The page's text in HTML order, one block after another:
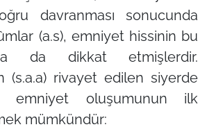
davranması sonucunda
(a.s), emniyet hissinin bu
da dikkat etmişlerdir.
(s.a.a) rivayet edilen siyerde
emniyet oluşumunun ilk
mümkündür: